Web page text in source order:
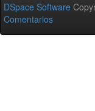
DSpace Software
Comentarios